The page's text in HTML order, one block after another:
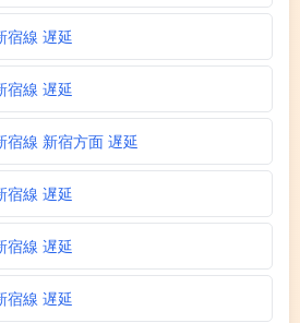
宿線 遅延
宿線 遅延
宿線 新宿方面 遅延
宿線 遅延
宿線 遅延
宿線 遅延